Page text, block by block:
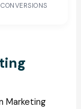
Marketing